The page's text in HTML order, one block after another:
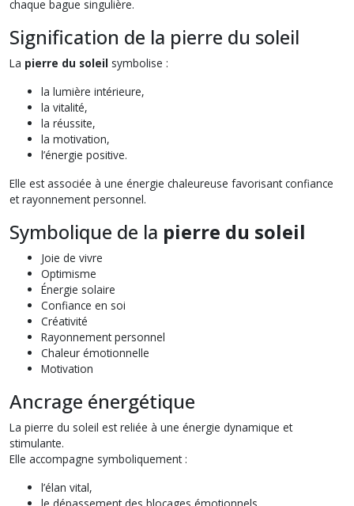
chaque bague singulière.
Signification de la pierre du soleil
La pierre du soleil symbolise :
la lumière intérieure,
la vitalité,
la réussite,
la motivation,
l’énergie positive.
Elle est associée à une énergie chaleureuse favorisant confiance
et rayonnement personnel.
Symbolique de la pierre du soleil
Joie de vivre
Optimisme
Énergie solaire
Confiance en soi
Créativité
Rayonnement personnel
Chaleur émotionnelle
Motivation
Ancrage énergétique
La pierre du soleil est reliée à une énergie dynamique et
stimulante.
Elle accompagne symboliquement :
l’élan vital,